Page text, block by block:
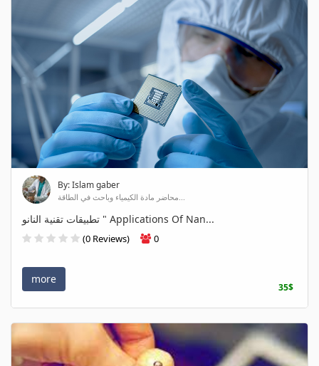
By: Islam gaber
محاضر مادة الكيمياء وباحث في الطاقة...
تطبيقات تقنية النانو " Applications Of Nan...
(0 Reviews) 0
more
35$